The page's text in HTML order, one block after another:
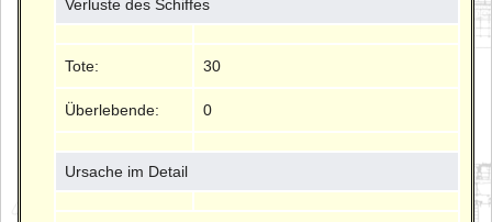
Verluste des Schiffes
Tote: 30
Überlebende: 0
Ursache im Detail